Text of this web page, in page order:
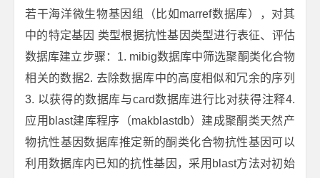
若干海洋微生物基因组（比如marref数据库），对其
中的特定基因 类型根据抗性基因类型进行表征、评估
数据库建立步骤：1. mibig数据库中筛选聚酮类化合物
相关的数据2. 去除数据库中的高度相似和冗余的序列
3. 以获得的数据库与card数据库进行比对获得注释4.
应用blast建库程序（makblastdb）建成聚酮类天然产
物抗性基因数据库推定新的酮类化合物抗性基因可以
利用数据库内已知的抗性基因，采用blast方法对初始